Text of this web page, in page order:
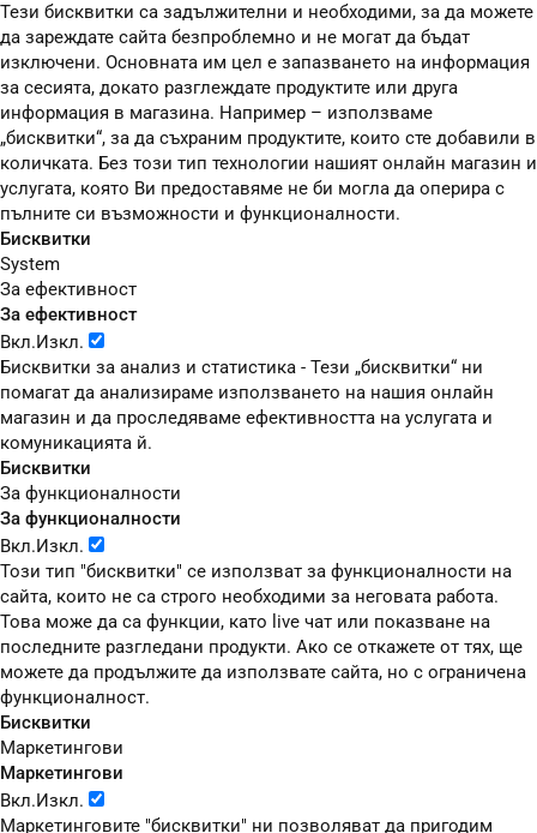
Тези бисквитки са задължителни и необходими, за да можете
да зареждате сайта безпроблемно и не могат да бъдат
изключени. Основната им цел е запазването на информация
за сесията, докато разглеждате продуктите или друга
информация в магазина. Например – използваме
„бисквитки“, за да съхраним продуктите, които сте добавили в
количката. Без този тип технологии нашият онлайн магазин и
услугата, която Ви предоставяме не би могла да оперира с
пълните си възможности и функционалности.
Бисквитки
System
За ефективност
За ефективност
Вкл.Изкл.
Бисквитки за анализ и статистика - Тези „бисквитки“ ни
помагат да анализираме използването на нашия онлайн
магазин и да проследяваме ефективността на услугата и
комуникацията й.
Бисквитки
За функционалности
За функционалности
Вкл.Изкл.
Този тип "бисквитки" се използват за функционалности на
сайта, които не са строго необходими за неговата работа.
Това може да са функции, като live чат или показване на
последните разгледани продукти. Ако се откажете от тях, ще
можете да продължите да използвате сайта, но с ограничена
функционалност.
Бисквитки
Маркетингови
Маркетингови
Вкл.Изкл.
Маркетинговите "бисквитки" ни позволяват да пригодим